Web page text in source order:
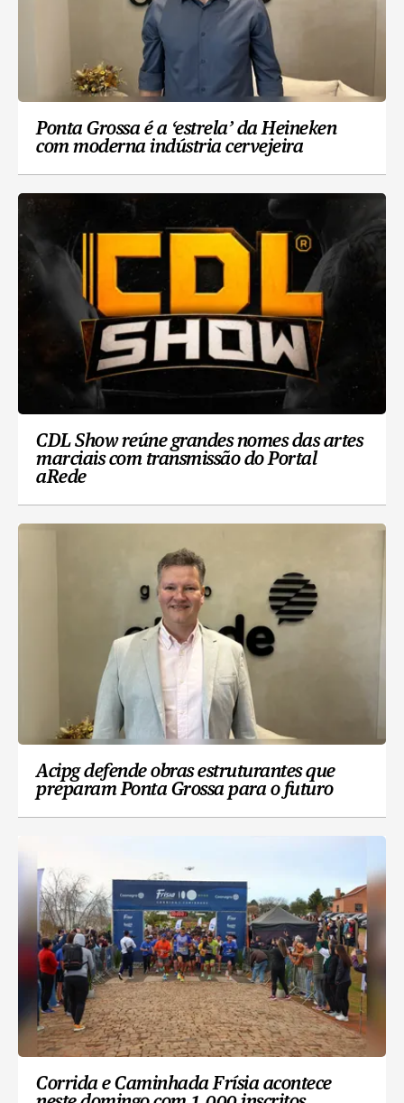
Ponta Grossa é a ‘estrela’ da Heineken
com moderna indústria cervejeira
CDL Show reúne grandes nomes das artes
marciais com transmissão do Portal
aRede
Acipg defende obras estruturantes que
preparam Ponta Grossa para o futuro
Corrida e Caminhada Frísia acontece